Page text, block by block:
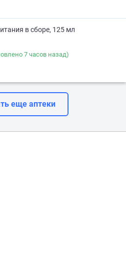
в сборе, 125 мл
7 часов назад)
еще аптеки